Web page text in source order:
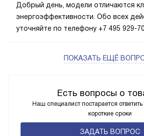
Есть вопросы о
Наш специалист постарается
короткие сроки
ЗАДАТЬ ВОПРОС
Добрый день, модели отличаются
энергоэффективности. Обо всех
уточняйте по телефону +7 495 929-
ПОКАЗАТЬ ЕЩЁ